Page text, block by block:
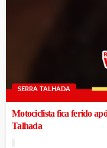
SERRA TALHADA
Motociclista fica ferido
Talhada